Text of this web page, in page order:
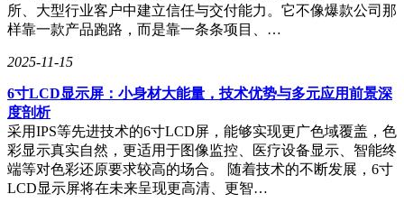
低空经济的蓬勃发展，正不断重塑着我们的消费方式，并持续
拓展着数智生活的边界。从应急通信到空中旅游，从高效物流
到城市治理，低空经济正逐步从“小众领域”走向“大众生活”，
所、大型行业客户中建立信任与交付能力。它不像爆款公司那
样靠一款产品跑路，而是靠一条条项目、…
2025-11-15
6寸LCD显示屏：小身材大能量，技术优势与多元应用前景深
度剖析
采用IPS等先进技术的6寸LCD屏，能够实现更广色域覆盖，色
彩显示真实自然，更适用于图像监控、医疗设备显示、智能终
端等对色彩还原要求较高的场合。 随着技术的不断发展，6寸
LCD显示屏将在未来呈现更高清、更智…